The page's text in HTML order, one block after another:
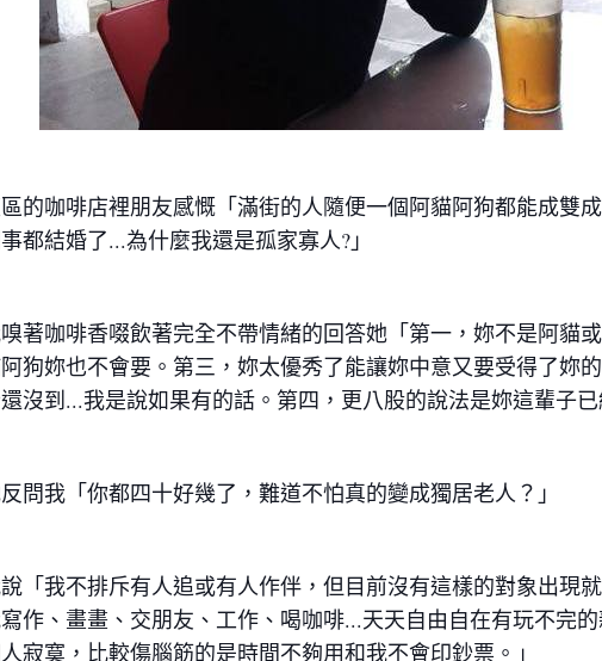
的咖啡店裡朋友感慨「滿街的人隨便一個阿貓阿狗都能成雙
都結婚了...為什麼我還是孤家寡人?」
著咖啡香啜飲著完全不帶情緒的回答她「第一，妳不是阿貓
狗妳也不會要。第三，妳太優秀了能讓妳中意又要受得了妳
沒到...我是說如果有的話。第四，更八股的說法是妳這輩子已
問我「你都四十好幾了，難道不怕真的變成獨居老人？」
「我不排斥有人追或有人作伴，但目前沒有這樣的對象出現
作、畫畫、交朋友、工作、喝咖啡...天天自由自在有玩不完
寂寞，比較傷腦筋的是時間不夠用和我不會印鈔票。」